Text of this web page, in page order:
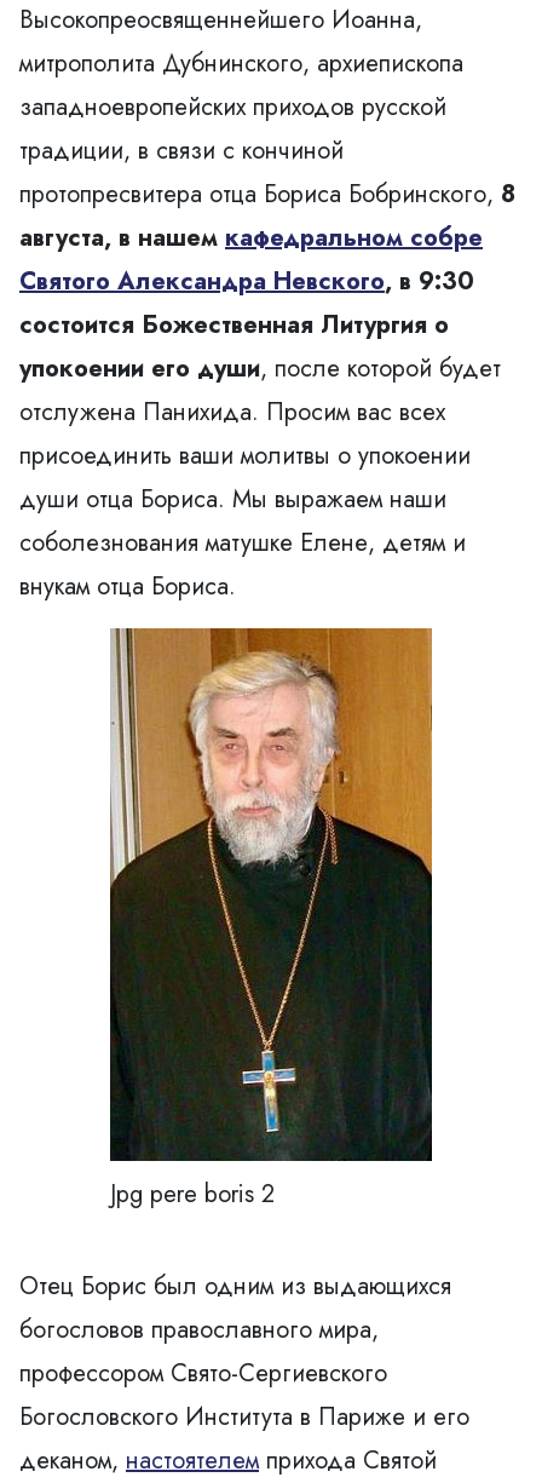
Высокопреосвященнейшего Иоанна,
митрополита Дубнинского, архиепископа
западноевропейских приходов русской
традиции, в связи с кончиной
протопресвитера отца Бориса Бобринского, 8
августа, в нашем кафедральном собре
Святого Александра Невского, в 9:30
состоится Божественная Литургия о
упокоении его души, после которой будет
отслужена Панихида. Просим вас всех
присоединить ваши молитвы о упокоении
души отца Бориса. Мы выражаем наши
соболезнования матушке Елене, детям и
внукам отца Бориса.
Jpg pere boris 2
Отец Борис был одним из выдающихся
богословов православного мира,
профессором Свято-Сергиевского
Богословского Института в Париже и его
деканом, настоятелемприхода Святой